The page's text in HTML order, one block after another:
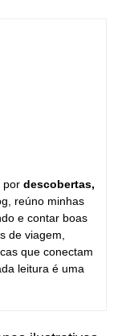
por descobertas,
reúno minhas
e contar boas
de viagem,
que conectam
leitura é uma